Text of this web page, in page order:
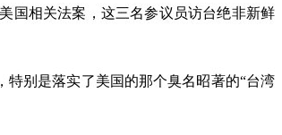
国相关法案，这三名参议员访台绝非新鲜
别是落实了美国的那个臭名昭著的“台湾